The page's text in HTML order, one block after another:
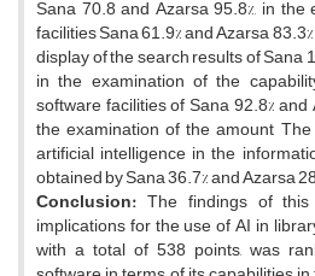
Sana 70.8 and Azarsa 95.8%, in
facilities Sana 61.9% and Azarsa
display of the search results of Sana
in the examination of the
software facilities of Sana 92.8%
the examination of the amount
artificial intelligence in the
obtained by Sana 36.7% and Azarsa
Conclusion: The findings of
implications for the use of AI in
with a total of 538 points, was